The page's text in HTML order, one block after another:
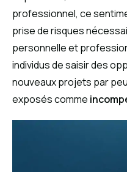
professionnel, ce
prise de risques
personnelle et
individus de saisir des
nouveaux projets par
exposés comme